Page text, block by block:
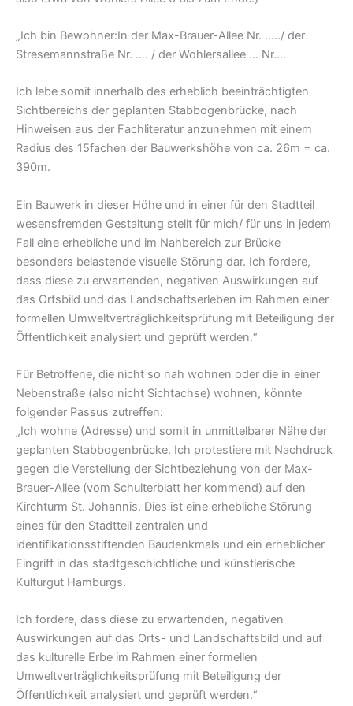
„Ich bin Bewohner:In der Max-Brauer-Allee Nr. …../ der
Stresemannstraße Nr. …. / der Wohlersallee … Nr….
Ich lebe somit innerhalb des erheblich beeinträchtigten
Sichtbereichs der geplanten Stabbogenbrücke, nach
Hinweisen aus der Fachliteratur anzunehmen mit einem
Radius des 15fachen der Bauwerkshöhe von ca. 26m = ca.
390m.
Ein Bauwerk in dieser Höhe und in einer für den Stadtteil
wesensfremden Gestaltung stellt für mich/ für uns in jedem
Fall eine erhebliche und im Nahbereich zur Brücke
besonders belastende visuelle Störung dar. Ich fordere,
dass diese zu erwartenden, negativen Auswirkungen auf
das Ortsbild und das Landschaftserleben im Rahmen einer
formellen Umweltverträglichkeitsprüfung mit Beteiligung der
Öffentlichkeit analysiert und geprüft werden.“
Für Betroffene, die nicht so nah wohnen oder die in einer
Nebenstraße (also nicht Sichtachse) wohnen, könnte
folgender Passus zutreffen:
„Ich wohne (Adresse) und somit in unmittelbarer Nähe der
geplanten Stabbogenbrücke. Ich protestiere mit Nachdruck
gegen die Verstellung der Sichtbeziehung von der Max-
Brauer-Allee (vom Schulterblatt her kommend) auf den
Kirchturm St. Johannis. Dies ist eine erhebliche Störung
eines für den Stadtteil zentralen und
identifikationsstiftenden Baudenkmals und ein erheblicher
Eingriff in das stadtgeschichtliche und künstlerische
Kulturgut Hamburgs.
Ich fordere, dass diese zu erwartenden, negativen
Auswirkungen auf das Orts- und Landschaftsbild und auf
das kulturelle Erbe im Rahmen einer formellen
Umweltverträglichkeitsprüfung mit Beteiligung der
Öffentlichkeit analysiert und geprüft werden.“